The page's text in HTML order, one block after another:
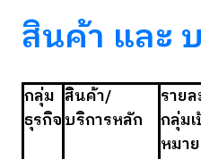
สินค้า และ
กลุ่ม
ธุรกิจ
สินค้า/
บริการหลัก
ราย
กลุ่ม
หมาย